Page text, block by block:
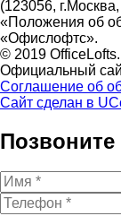
(123056,
«Положения об
«Офислофтс».
© 2019
Официальный
Соглашение об
Сайт сделан в